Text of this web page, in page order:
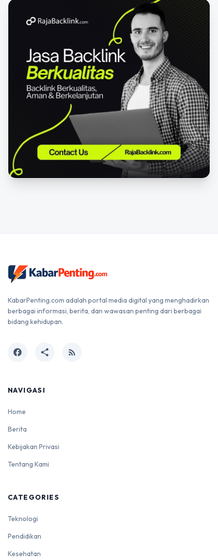
KabarPenting.com adalah portal media digital yang menghadirkan
berbagai informasi, berita, dan wawasan penting dari berbagai
bidang kehidupan.
facebook share rss_feed
NAVIGASI
Home
Berita
Kebijakan Privasi
Tentang Kami
CATEGORIES
Teknologi
Pendidikan
Kesehatan